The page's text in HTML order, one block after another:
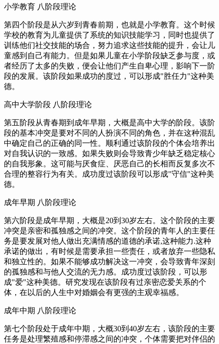
小学教育 八阶段理论
第四个阶段是从六岁到青春前期， 也就是小学教育。 这个时候
学校的教育为儿童提供了系统的知识技能学习， 同时也提供了
训练他们社交技能的场合， 努力追求这些技能的提升， 会让儿
童感到自己有能力。 但是如果儿童在小学阶段缺乏参与度， 或
者经历了太多的失败， 便会让他们产生自卑心理， 影响下一阶
段的发展。 该阶段如果成功的度过， 可以形成"胜任力"这种美
德。
高中大学阶段 八阶段理论
第五阶段从青春期到成年早期， 大概是高中大学的阶段。 该阶
段的基本冲突是要对不同的人扮演不同的角色， 并在这种混乱
中确定自己的正确的同一性。 顺利通过该阶段的个体会培养出
对自我认识的一致感。 如果失败则会导致青少年缺乏稳定核心
的自我形象。 这可能与厌食症、厌恶自己的长相而反复多次不
合理的整容行为有关。
成功度过该阶段可以形成"守信"这种美
德。
成年早期 八阶段理论
第六阶段是成年早期， 大概是20到30岁左右。 这个阶段的主要
冲突是亲密和孤独感之间的冲突。 这个阶段的青年人的主要任
务是要发展对他人做出充满情感的道德的承诺,这种能力.这种
承诺的做出， 有时候是需要承担一些责任， 或者放弃一些隐私
和独立性的。 如果不能够成功解决这一冲突， 会导致青年深刻
的孤独感和与他人交流的无力感。
成功度过该阶段， 可以形
成"爱"这种美德。 研究发现在该阶段有过亲密恋爱关系的个
体， 在以后的人生中对婚姻会有更强的主观幸福感。
成年中期 八阶段理论
第七个阶段处于成年中期， 大概30到40岁左右， 该阶段的主要
任务是处理繁殖感和停滞感之间的冲突， 个体需要把对伴侣的